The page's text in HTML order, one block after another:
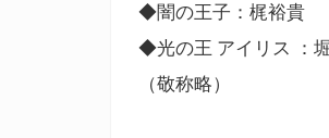
◆闇の王子：梶裕貴
◆光の王 アイリス ：
（敬称略）